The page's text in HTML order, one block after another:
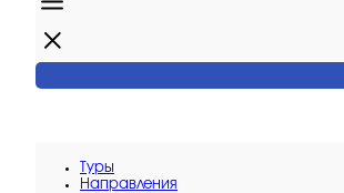
Туры
Направления